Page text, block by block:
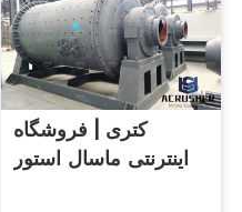
کتری | فروشگاه
اینترنتی ماسال استور